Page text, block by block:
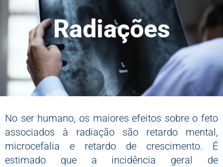
Radiações
No ser humano, os maiores efeitos sobre o feto
associados à radiação são retardo mental,
microcefalia e retardo de crescimento. É
estimado que a incidência geral de